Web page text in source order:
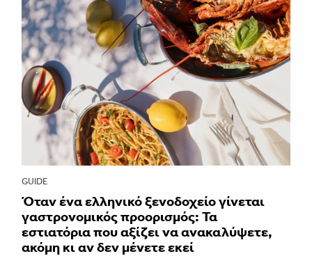
GUIDE
Όταν ένα ελληνικό ξενοδοχείο γίνεται
γαστρονομικός προορισμός: Τα
εστιατόρια που αξίζει να ανακαλύψετε,
ακόμη κι αν δεν μένετε εκεί